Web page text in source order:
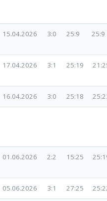
15.04.2026 3:0 25:9
17.04.2026 3:1 25:19
16.04.2026 3:0 25:18
01.06.2026 2:2 15:25
05.06.2026 3:1 27:25